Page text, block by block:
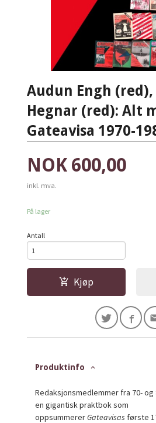
Audun Engh
Hegnar (red): Alt
Gateavisa 1970-
Pris
NOK 600,00
inkl. mva.
På lager
Antall
Kjøp
Produktinfo
Redaksjonsmedlemmer fra 70-
en gigantisk praktbok som
oppsummererGateavisas første